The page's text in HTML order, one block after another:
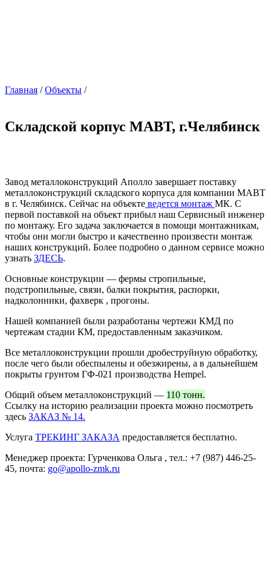
Главная /Объекты /
Складской корпус МАВТ, г.Челябинск
Завод металлоконструкций Аполло завершает поставку
металлоконструкций складского корпуса для компании МАВТ
в г. Челябинск. Сейчас на объекте ведется монтаж МК. С
первой поставкой на объект прибыл наш Сервисный инженер
по монтажу. Его задача заключается в помощи монтажникам,
чтобы они могли быстро и качественно произвести монтаж
наших конструкций. Более подробно о данном сервисе можно
узнать ЗДЕСЬ.
Основные конструкции — фермы стропильные,
подстропильные, связи, балки покрытия, распорки,
надколонники, фахверк , прогоны.
Нашей компанией были разработаны чертежи КМД по
чертежам стадии КМ, предоставленным заказчиком.
Все металлоконструкции прошли дробеструйную обработку,
после чего были обеспылены и обезжирены, а в дальнейшем
покрыты грунтом ГФ-021 производства Hempel.
Общий объем металлоконструкций — 110 тонн.
Ссылку на историю реализации проекта можно посмотреть
здесь ЗАКАЗ № 14.
Услуга ТРЕКИНГ ЗАКАЗА предоставляется бесплатно.
Менеджер проекта: Гурченкова Ольга , тел.: +7 (987) 446-25-
45, почта: go@apollo-zmk.ru